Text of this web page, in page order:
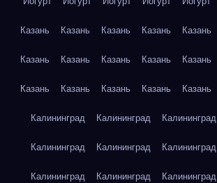
Казань Казань Казань Казань Казань
Казань Казань Казань Казань Казань
Казань Казань Казань Казань Казань
Калининград Калининград Калининград
Калининград Калининград Калининград
Калининград Калининград Калининград